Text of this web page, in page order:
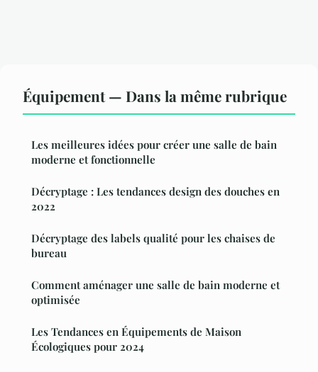
Équipement — Dans la même rubrique
Les meilleures idées pour créer une salle de bain
moderne et fonctionnelle
Décryptage : Les tendances design des douches en
2022
Décryptage des labels qualité pour les chaises de
bureau
Comment aménager une salle de bain moderne et
optimisée
Les Tendances en Équipements de Maison
Écologiques pour 2024